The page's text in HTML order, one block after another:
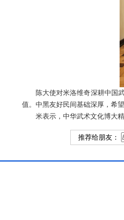
陈大使对米洛维奇深耕中国
值。中黑友好民间基础深厚，希
米表示，中华武术文化博大
推荐给朋友：